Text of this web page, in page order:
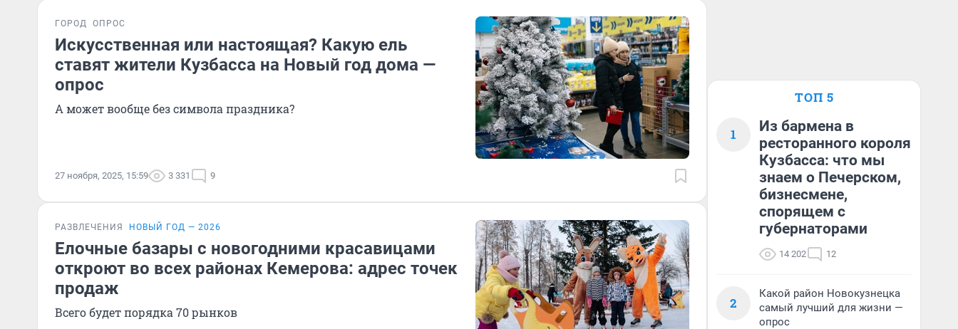
ГОРОД ОПРОС
Искусственная или настоящая? Какую ель
ставят жители Кузбасса на Новый год дома —
опрос
А может вообще без символа праздника?
27 ноября, 2025, 15:59 3 331 9
РАЗВЛЕЧЕНИЯ НОВЫЙ ГОД — 2026
Елочные базары с новогодними красавицами
откроют во всех районах Кемерова: адрес точек
продаж
Всего будет порядка 70 рынков
ТОП 5
1
Из бармена в
ресторанного короля
Кузбасса: что мы
знаем о Печерском,
бизнесмене,
спорящем с
губернаторами
14 202 12
2
Какой район Новокузнецка
самый лучший для жизни —
опрос